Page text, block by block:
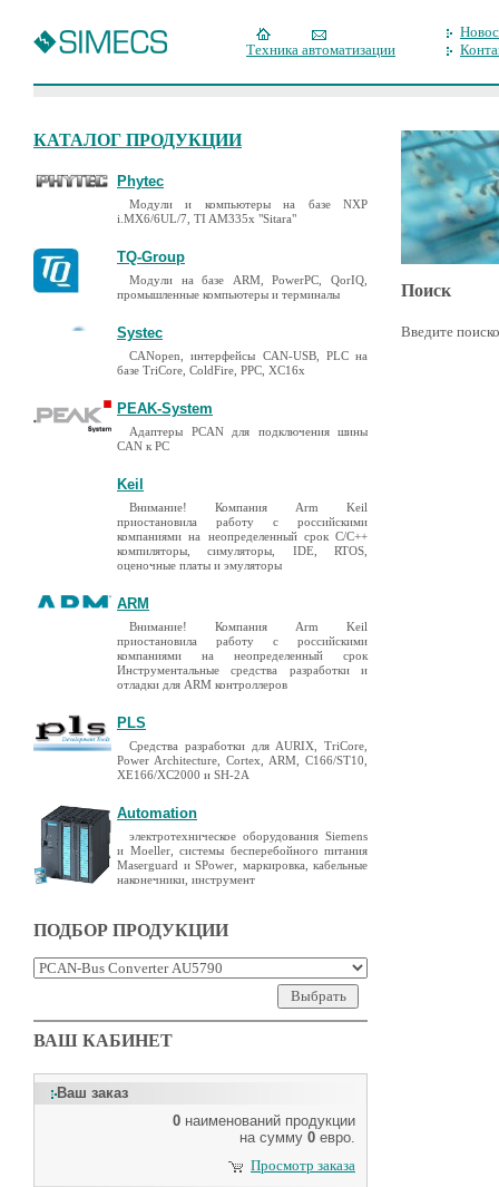
Техника автоматизации
КАТАЛОГ ПРОДУКЦИИ
Phytec
Модули и компьютеры на базе NXP
i.MX6/6UL/7, TI AM335x "Sitara"
TQ-Group
Модули на базе ARM, PowerPC, QorIQ,
промышленные компьютеры и терминалы
Systec
CANopen, интерфейсы CAN-USB, PLC на
базе TriCore, ColdFire, PPC, XC16x
PEAK-System
Адаптеры PCAN для подключения шины
CAN к PC
Keil
Внимание! Компания Arm Keil
приостановила работу с российскими
компаниями на неопределенный срок C/C++
компиляторы, симуляторы, IDE, RTOS,
оценочные платы и эмуляторы
ARM
Внимание! Компания Arm Keil
приостановила работу с российскими
компаниями на неопределенный срок
Инструментальные средства разработки и
отладки для ARM контроллеров
PLS
Средства разработки для AURIX, TriCore,
Power Architecture, Cortex, ARM, C166/ST10,
XE166/XC2000 и SH-2A
Automation
электротехническое оборудования Siemens
и Moeller, системы бесперебойного питания
Maserguard и SPower, маркировка, кабельные
наконечники, инструмент
ПОДБОР ПРОДУКЦИИ
ВАШ КАБИНЕТ
Ваш заказ
0 наименований продукции
на сумму 0 евро.
Просмотр заказа
Поиск
Введите